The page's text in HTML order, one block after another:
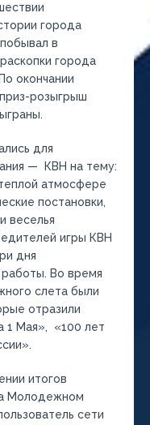
города
в
города
розыгрыш
для
— КВН на тему:
атмосфере
постановки,
веселья
игры КВН
дня
Во время
слета были
отразили
1 Мая», «100 лет
итогов
Молодежном
сети